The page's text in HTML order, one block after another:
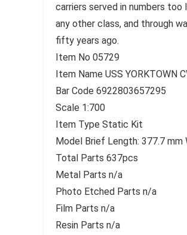
carriers served in numbers
any other class, and through
fifty years ago.
Item No 05729
Item Name USS YORKTOWN
Bar Code 6922803657295
Scale 1:700
Item Type Static Kit
Model Brief Length: 377.7 mm
Total Parts 637pcs
Metal Parts n/a
Photo Etched Parts n/a
Film Parts n/a
Resin Parts n/a